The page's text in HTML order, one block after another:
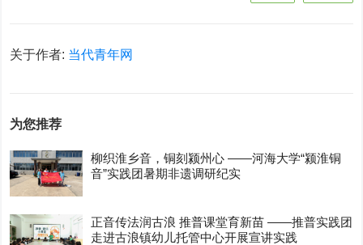
关于作者: 当代青年网
为您推荐
柳织淮乡音，铜刻颍州心 ——河海大学“颍淮铜
音”实践团暑期非遗调研纪实
正音传法润古浪 推普课堂育新苗 ——推普实践团
走进古浪镇幼儿托管中心开展宣讲实践